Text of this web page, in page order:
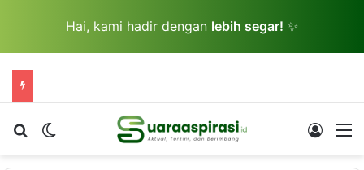
Hai, kami hadir dengan lebih segar! ✨
Cari berita...Switch skin Log In